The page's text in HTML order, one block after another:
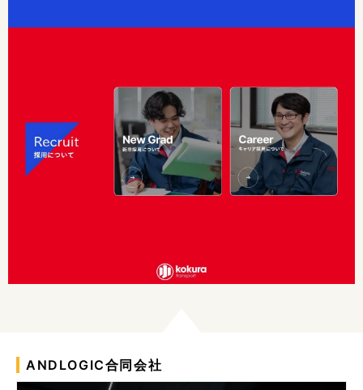
ANDLOGIC合同会社